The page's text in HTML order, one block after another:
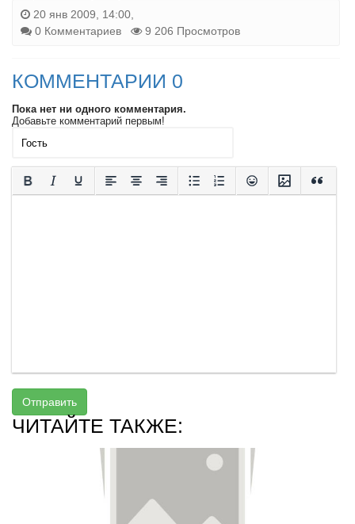
20 янв 2009, 14:00,
0 Комментариев
9 206 Просмотров
КОММЕНТАРИИ 0
Пока нет ни одного комментария.
Добавьте комментарий первым!
Отправить
ЧИТАЙТЕ ТАКЖЕ: